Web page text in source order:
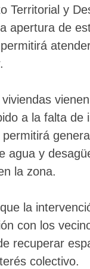
Territorial y
apertura de
a la falta
agua y
la zona.
la
con los
recuperar
colectivo.